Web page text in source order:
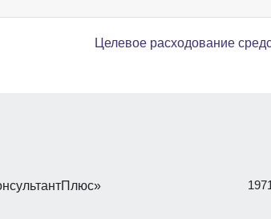
Целевое расходование